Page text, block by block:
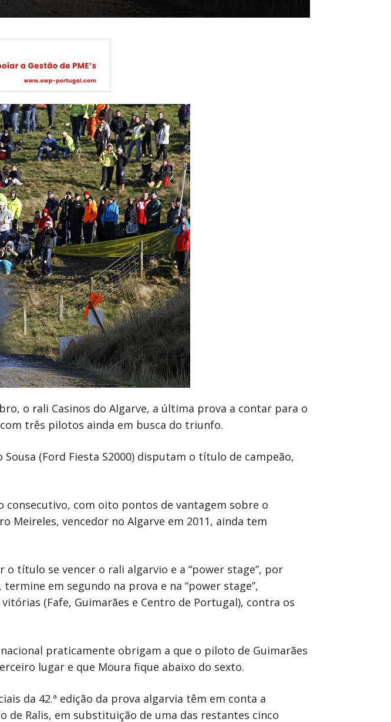
o rali Casinos do Algarve, a última prova a contar para o
três pilotos ainda em busca do triunfo.
(Ford Fiesta S2000) disputam o título de campeão,
com oito pontos de vantagem sobre o
Meireles, vencedor no Algarve em 2011, ainda tem
título se vencer o rali algarvio e a “power stage”, por
em segundo na prova e na “power stage”,
(Fafe, Guimarães e Centro de Portugal), contra os
praticamente obrigam a que o piloto de Guimarães
lugar e que Moura fique abaixo do sexto.
da 42.ª edição da prova algarvia têm em conta a
de Ralis, em substituição de uma das restantes cinco